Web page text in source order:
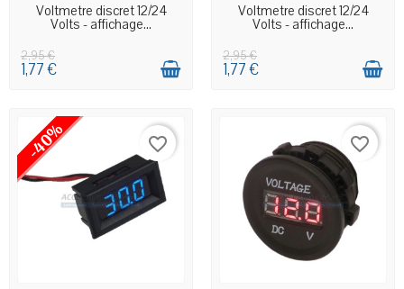
EN STOCK MAGASIN
Voltmetre discret 12/24
Volts - affichage...
2,95 €
1,77 €
EN STOCK MAGASIN
Voltmetre discret 12/24
Volts - affichage...
2,95 €
1,77 €
-40% favorite_border favorite_border